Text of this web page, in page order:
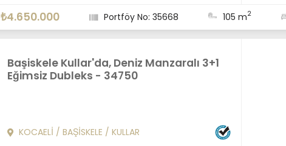
₺4.650.000 Portföy No: 35668 105 m2
Başiskele Kullar'da, Deniz Manzaralı 3+1
Eğimsiz Dubleks - 34750
KOCAELİ / BAŞİSKELE / KULLAR